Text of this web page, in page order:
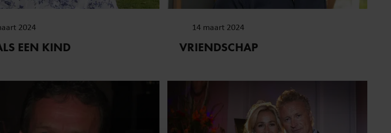
2024
EEN KIND
14 maart 2024
VRIENDSCHAP